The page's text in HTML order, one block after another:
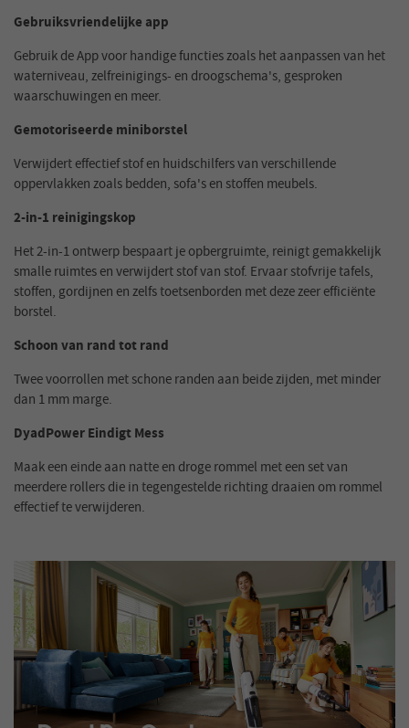
Gebruiksvriendelijke app
Gebruik de App voor handige functies zoals het aanpassen van het
waterniveau, zelfreinigings- en droogschema's, gesproken
waarschuwingen en meer.
Gemotoriseerde miniborstel
Verwijdert effectief stof en huidschilfers van verschillende
oppervlakken zoals bedden, sofa's en stoffen meubels.
2-in-1 reinigingskop
Het 2-in-1 ontwerp bespaart je opbergruimte, reinigt gemakkelijk
smalle ruimtes en verwijdert stof van stof. Ervaar stofvrije tafels,
stoffen, gordijnen en zelfs toetsenborden met deze zeer efficiënte
borstel.
Schoon van rand tot rand
Twee voorrollen met schone randen aan beide zijden, met minder
dan 1 mm marge.
DyadPower Eindigt Mess
Maak een einde aan natte en droge rommel met een set van
meerdere rollers die in tegengestelde richting draaien om rommel
effectief te verwijderen.